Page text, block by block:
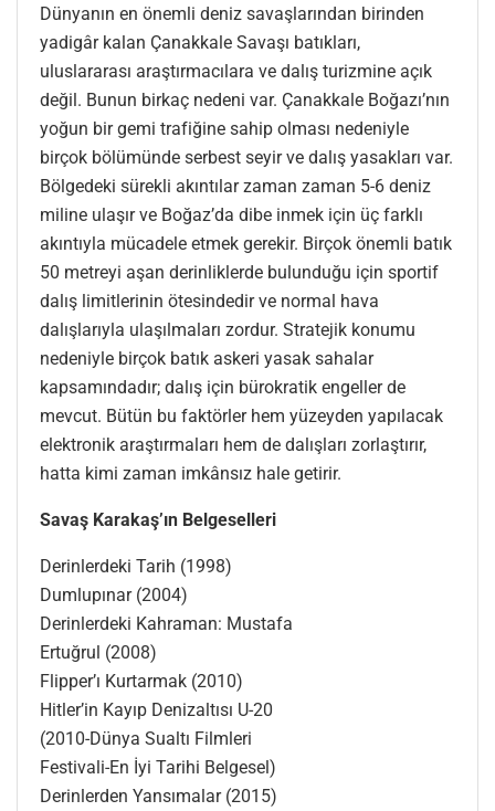
Dünyanın en önemli deniz savaşlarından birinden
yadigâr kalan Çanakkale Savaşı batıkları,
uluslararası araştırmacılara ve dalış turizmine açık
değil. Bunun birkaç nedeni var. Çanakkale Boğazı’nın
yoğun bir gemi trafiğine sahip olması nedeniyle
birçok bölümünde serbest seyir ve dalış yasakları var.
Bölgedeki sürekli akıntılar zaman zaman 5-6 deniz
miline ulaşır ve Boğaz’da dibe inmek için üç farklı
akıntıyla mücadele etmek gerekir. Birçok önemli batık
50 metreyi aşan derinliklerde bulunduğu için sportif
dalış limitlerinin ötesindedir ve normal hava
dalışlarıyla ulaşılmaları zordur. Stratejik konumu
nedeniyle birçok batık askeri yasak sahalar
kapsamındadır; dalış için bürokratik engeller de
mevcut. Bütün bu faktörler hem yüzeyden yapılacak
elektronik araştırmaları hem de dalışları zorlaştırır,
hatta kimi zaman imkânsız hale getirir.
Savaş Karakaş’ın Belgeselleri
Derinlerdeki Tarih (1998)
Dumlupınar (2004)
Derinlerdeki Kahraman: Mustafa
Ertuğrul (2008)
Flipper’ı Kurtarmak (2010)
Hitler’in Kayıp Denizaltısı U-20
(2010-Dünya Sualtı Filmleri
Festivali-En İyi Tarihi Belgesel)
Derinlerden Yansımalar (2015)